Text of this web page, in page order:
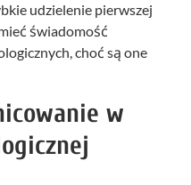
udzielenie pierwszej
świadomość
choć są one
w